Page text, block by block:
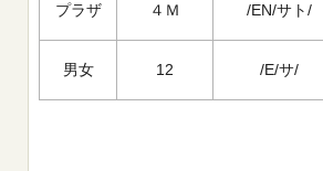
プラザ ４Ｍ /EN/サト/
男女 12 /E/サ/